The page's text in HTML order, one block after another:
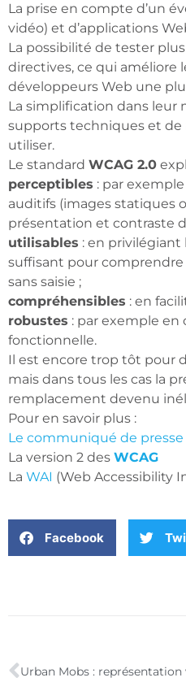
La prise en compte d’un
vidéo) et d’applications
La possibilité de tester
directives, ce qui améliore
développeurs Web une
La simplification dans leur
supports techniques et de
utiliser.
Le standard WCAG 2.0
perceptibles : par
auditifs (images statiques
présentation et contraste
utilisables : en
suffisant pour
sans saisie ;
compréhensibles : en
robustes : par exemple en
fonctionnelle.
Il est encore trop tôt pour
mais dans tous les cas la
remplacement devenu
Pour en savoir plus :
Le communiqué de presse
La version 2 des WCAG
La WAI (Web Accessibility
Facebook